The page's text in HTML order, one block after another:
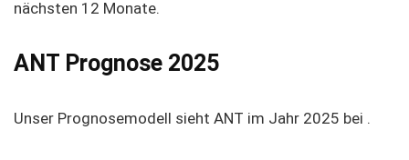
nächsten 12 Monate.
ANT Prognose 2025
Unser Prognosemodell sieht ANT im Jahr 2025 bei .